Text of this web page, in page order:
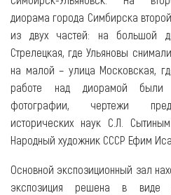
диорама города Симбирска
из двух частей: на большой
Стрелецкая, где Ульяновы
на малой – улица Московская,
работе над диорамой были
фотографии, чертежи
исторических наук С.Л.
Народный художник СССР Ефим
Основной экспозиционный зал
экспозиция решена в виде